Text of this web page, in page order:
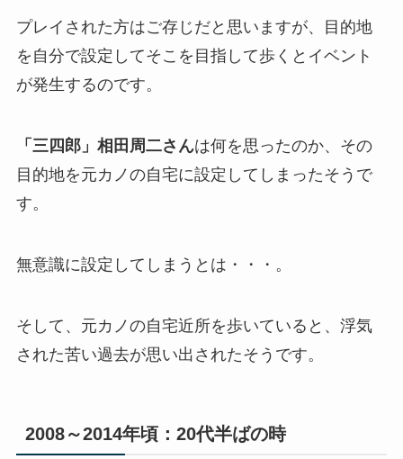
プレイされた方はご存じだと思いますが、目的地
を自分で設定してそこを目指して歩くとイベント
が発生するのです。
「三四郎」相田周二さんは何を思ったのか、その
目的地を元カノの自宅に設定してしまったそうで
す。
無意識に設定してしまうとは・・・。
そして、元カノの自宅近所を歩いていると、浮気
された苦い過去が思い出されたそうです。
2008～2014年頃：20代半ばの時